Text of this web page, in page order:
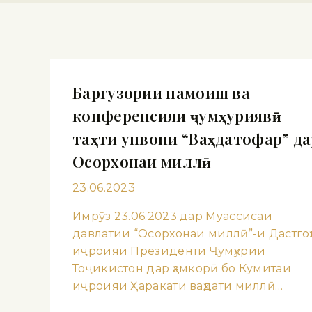
Баргузории намоиш ва
конференсияи ҷумҳуриявӣ
таҳти унвони “Ваҳдатофар”
Осорхонаи миллӣ
23.06.2023
Имрӯз 23.06.2023 дар Муассисаи
давлатии “Осорхонаи миллӣ”-и
иҷроияи Президенти Ҷумҳурии
Тоҷикистон дар ҳамкорӣ бо Кумитаи
иҷроияи Ҳаракати ваҳдати миллӣ…